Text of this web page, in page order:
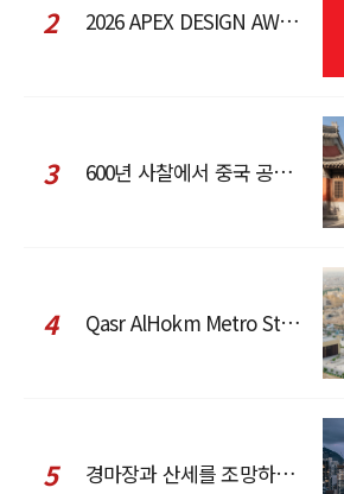
2 2026 APEX DESIGN AWARDS
3 600년 사찰에서 중국 공예와 현대 패션을 직조한 ZARA x Fanglu Lin Pop-Up
4 Qasr AlHokm Metro Station, 구도심과 현대 공공 인프라의 접점을 제안하다
5 경마장과 산세를 조망하는 CCD Hong Kong Creative Center